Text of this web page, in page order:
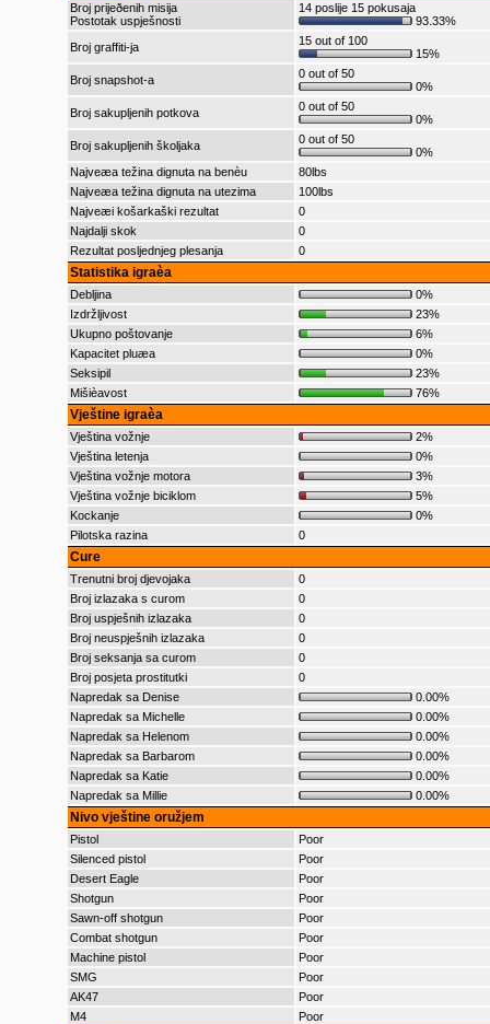
Broj prijeðenih misija
Postotak uspješnosti
14 poslije 15 pokusaja
93.33%
Broj graffiti-ja
15 out of 100
15%
Broj snapshot-a
0 out of 50
0%
Broj sakupljenih potkova
0 out of 50
0%
Broj sakupljenih školjaka
0 out of 50
0%
Najveæa težina dignuta na benèu
80lbs
Najveæa težina dignuta na utezima
100lbs
Najveæi košarkaški rezultat
0
Najdalji skok
0
Rezultat posljednjeg plesanja
0
Statistika igraèa
Debljina
0%
Izdržljivost
23%
Ukupno poštovanje
6%
Kapacitet pluæa
0%
Seksipil
23%
Mišièavost
76%
Vještine igraèa
Vještina vožnje
2%
Vještina letenja
0%
Vještina vožnje motora
3%
Vještina vožnje biciklom
5%
Kockanje
0%
Pilotska razina
0
Cure
Trenutni broj djevojaka
0
Broj izlazaka s curom
0
Broj uspješnih izlazaka
0
Broj neuspješnih izlazaka
0
Broj seksanja sa curom
0
Broj posjeta prostitutki
0
Napredak sa Denise
0.00%
Napredak sa Michelle
0.00%
Napredak sa Helenom
0.00%
Napredak sa Barbarom
0.00%
Napredak sa Katie
0.00%
Napredak sa Millie
0.00%
Nivo vještine oružjem
Pistol
Poor
Silenced pistol
Poor
Desert Eagle
Poor
Shotgun
Poor
Sawn-off shotgun
Poor
Combat shotgun
Poor
Machine pistol
Poor
SMG
Poor
AK47
Poor
M4
Poor